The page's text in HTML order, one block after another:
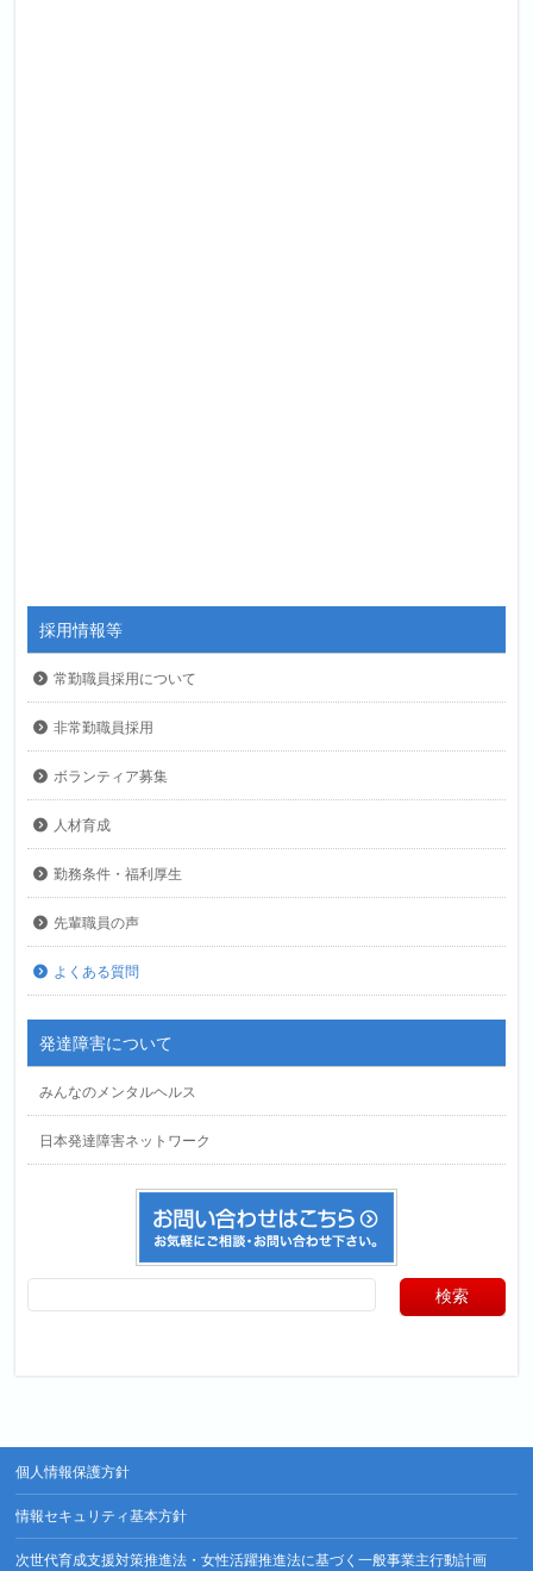
採用情報等
常勤職員採用について
非常勤職員採用
ボランティア募集
人材育成
勤務条件・福利厚生
先輩職員の声
よくある質問
発達障害について
みんなのメンタルヘルス
日本発達障害ネットワーク
個人情報保護方針
情報セキュリティ基本方針
次世代育成支援対策推進法・女性活躍推進法に基づく一般事業主行動計画